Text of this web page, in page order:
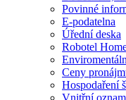
Povinné
E-podatelna
Úřední deska
Robotel
Ceny
Hospodaření
Vnitřní